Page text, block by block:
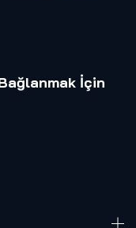
İçin